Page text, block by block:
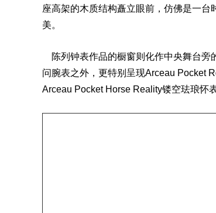
座高架的木质结构矗立眼前，仿佛是一
美。
陈列钟表作品的橱窗则化作中央舞台旁
问腕表之外，更特别呈现Arceau Pocket
Arceau Pocket Horse Reality镂空珐琅怀表